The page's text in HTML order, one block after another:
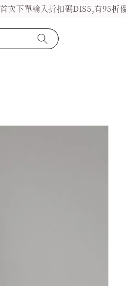
首次下單輸入折扣碼DIS5,有95折